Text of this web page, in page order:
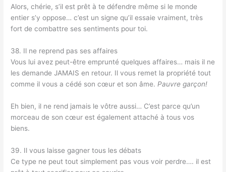
Alors, chérie, s’il est prêt à te défendre même si le monde
entier s’y oppose… c’est un signe qu’il essaie vraiment, très
fort de combattre ses sentiments pour toi.
38. Il ne reprend pas ses affaires
Vous lui avez peut-être emprunté quelques affaires… mais il ne
les demande JAMAIS en retour. Il vous remet la propriété tout
comme il vous a cédé son cœur et son âme. Pauvre garçon!
Eh bien, il ne rend jamais le vôtre aussi… C’est parce qu’un
morceau de son cœur est également attaché à tous vos
biens.
39. Il vous laisse gagner tous les débats
Ce type ne peut tout simplement pas vous voir perdre…. il est